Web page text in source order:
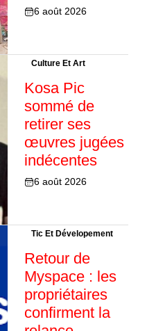
6 août 2026
Culture Et Art
Kosa Pic
sommé de
retirer ses
œuvres jugées
indécentes
6 août 2026
Tic Et Dévelopement
Retour de
Myspace : les
propriétaires
confirment la